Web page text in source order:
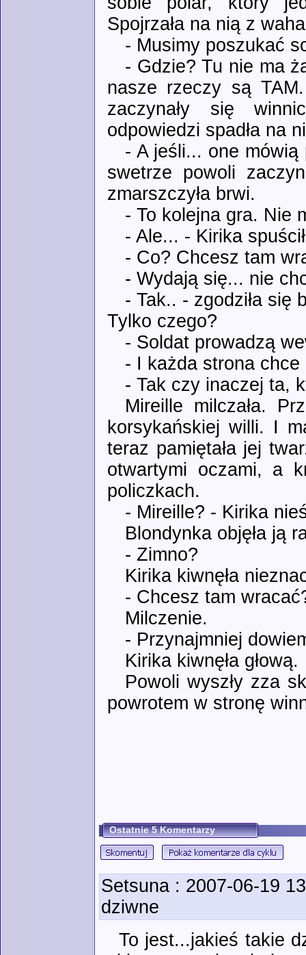
Spojrzała na nią z
- Musimy poszukać
- Gdzie? Tu nie ma
nasze rzeczy są
zaczynały się
odpowiedzi spadła na
- A jeśli... one mówią
swetrze powoli
zmarszczyła brwi.
- To kolejna gra. Nie
- Ale... - Kirika
- Co? Chcesz tam
- Wydają się... nie
- Tak.. - zgodziła się
Tylko czego?
- Soldat prowadzą
- I każda strona chce
- Tak czy inaczej ta,
Mireille milczała.
korsykańskiej willi. I
teraz pamiętała jej
otwartymi oczami, a
policzkach.
- Mireille? - Kirika
Blondynka objęła ją
- Zimno?
Kirika kiwnęła
- Chcesz tam
Milczenie.
- Przynajmniej
Kirika kiwnęła głową.
Powoli wyszły zza
powrotem w stronę
Ostatnie 5 Komentarzy
Setsuna : 2007-06-19
dziwne
To jest...jakieś takie